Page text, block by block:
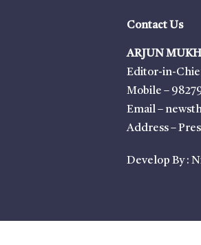
Contact Us
ARJUN
Editor-in-
Mobile –
Email –
Address –
Develop By :